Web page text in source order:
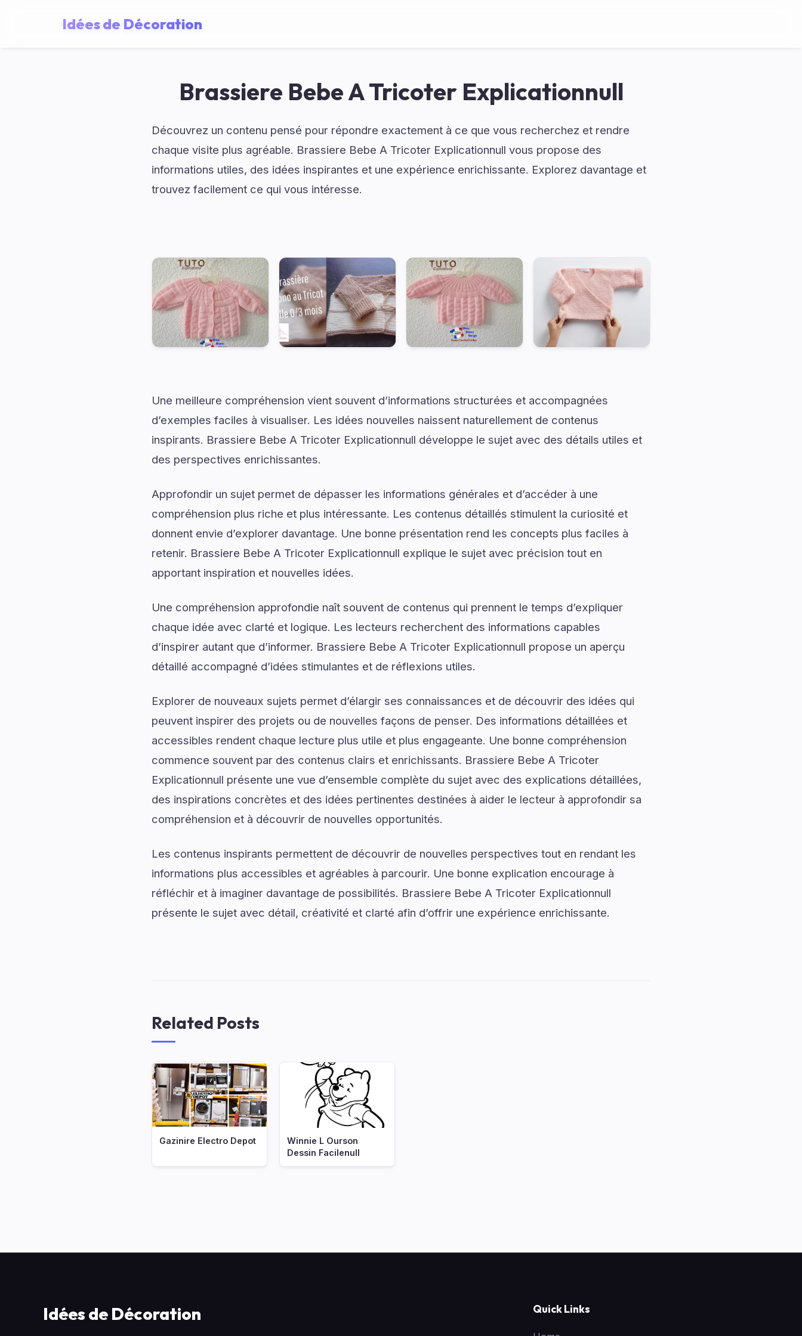
Idées de Décoration
Brassiere Bebe A Tricoter Explicationnull
Découvrez un contenu pensé pour répondre exactement à ce que vous recherchez et rendre
chaque visite plus agréable. Brassiere Bebe A Tricoter Explicationnull vous propose des
informations utiles, des idées inspirantes et une expérience enrichissante. Explorez davantage et
trouvez facilement ce qui vous intéresse.
Une meilleure compréhension vient souvent d’informations structurées et accompagnées
d’exemples faciles à visualiser. Les idées nouvelles naissent naturellement de contenus
inspirants. Brassiere Bebe A Tricoter Explicationnull développe le sujet avec des détails utiles et
des perspectives enrichissantes.
Approfondir un sujet permet de dépasser les informations générales et d’accéder à une
compréhension plus riche et plus intéressante. Les contenus détaillés stimulent la curiosité et
donnent envie d’explorer davantage. Une bonne présentation rend les concepts plus faciles à
retenir. Brassiere Bebe A Tricoter Explicationnull explique le sujet avec précision tout en
apportant inspiration et nouvelles idées.
Une compréhension approfondie naît souvent de contenus qui prennent le temps d’expliquer
chaque idée avec clarté et logique. Les lecteurs recherchent des informations capables
d’inspirer autant que d’informer. Brassiere Bebe A Tricoter Explicationnull propose un aperçu
détaillé accompagné d’idées stimulantes et de réflexions utiles.
Explorer de nouveaux sujets permet d’élargir ses connaissances et de découvrir des idées qui
peuvent inspirer des projets ou de nouvelles façons de penser. Des informations détaillées et
accessibles rendent chaque lecture plus utile et plus engageante. Une bonne compréhension
commence souvent par des contenus clairs et enrichissants. Brassiere Bebe A Tricoter
Explicationnull présente une vue d’ensemble complète du sujet avec des explications détaillées,
des inspirations concrètes et des idées pertinentes destinées à aider le lecteur à approfondir sa
compréhension et à découvrir de nouvelles opportunités.
Les contenus inspirants permettent de découvrir de nouvelles perspectives tout en rendant les
informations plus accessibles et agréables à parcourir. Une bonne explication encourage à
réfléchir et à imaginer davantage de possibilités. Brassiere Bebe A Tricoter Explicationnull
présente le sujet avec détail, créativité et clarté afin d’offrir une expérience enrichissante.
Related Posts
Gazinire Electro Depot
Winnie L Ourson
Dessin Facilenull
Idées de Décoration Quick Links